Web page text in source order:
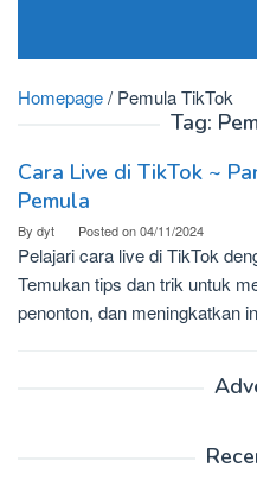
Homepage/ Pemula TikTok
Tag:
Cara Live di TikTok ~
Pemula
By dyt Posted on04/11/2024
Pelajari cara live di TikTok
Temukan tips dan trik untuk
penonton, dan meningkatkan